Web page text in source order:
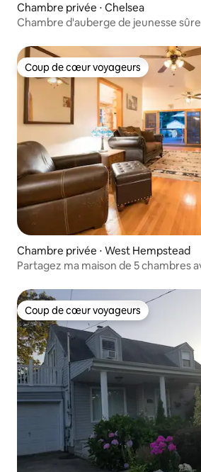
Chambre privée ⋅ Chelsea
Chambre d'auberge de jeunesse
Coup de cœur voyageurs
Coup de cœur voyageurs
Chambre privée ⋅ West Hempstead
Partagez ma maison de 5 chambres
Coup de cœur voyageurs
Coup de cœur voyageurs